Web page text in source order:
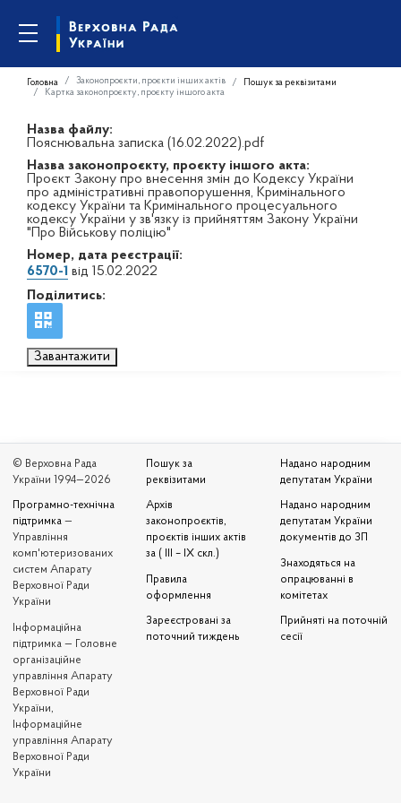
Головна Законопроєкти, проєкти інших актів
Пошук за реквізитами
Картка законопроєкту, проєкту іншого акта
Назва файлу:
Пояснювальна записка (16.02.2022).pdf
Назва законопроєкту, проєкту іншого акта:
Проєкт Закону про внесення змін до Кодексу України
про адміністративні правопорушення, Кримінального
кодексу України та Кримінального процесуального
кодексу України у зв'язку із прийняттям Закону України
"Про Військову поліцію"
Номер, дата реєстрації:
6570-1 від 15.02.2022
Поділитись:
Завантажити
© Верховна Рада
України 1994—2026
Програмно-технічна
підтримка —
Управління
комп'ютеризованих
систем Апарату
Верховної Ради
України
Iнформаційна
підтримка — Головне
організаційне
управління Апарату
Верховної Ради
України,
Інформаційне
управління Апарату
Верховної Ради
України
Пошук за
реквізитами
Архів
законопроєктів,
проєктів інших актів
за ( III – IX скл.)
Правила
оформлення
Зареєстровані за
поточний тиждень
Надано народним
депутатам України
Надано народним
депутатам України
документів до ЗП
Знаходяться на
опрацюванні в
комітетах
Прийняті на поточній
сесії